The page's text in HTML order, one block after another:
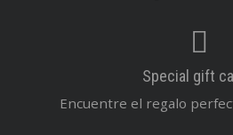
Special gift
Encuentre el regalo